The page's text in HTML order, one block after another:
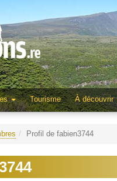
Tourisme À découvrir
Profil de fabien3744